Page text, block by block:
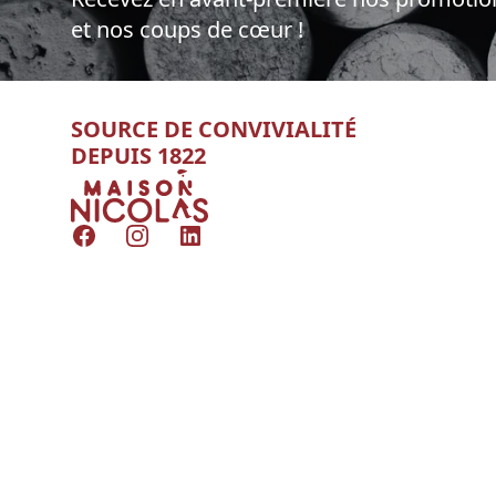
et nos coups de cœur !
SOURCE DE CONVIVIALITÉ
DEPUIS 1822
Nicolas
FacebookInstagramLinkedIn